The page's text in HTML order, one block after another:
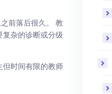
前落后很久。 教
杂的诊断或分级
但时间有限的教师